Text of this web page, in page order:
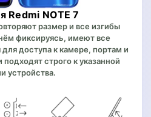
Redmi NOTE 7
размер и все изгибы
фиксируясь, имеют все
доступа к камере, портам и
строго к указанной
устройства.